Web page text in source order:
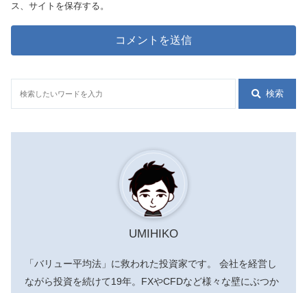
ス、サイトを保存する。
検索
UMIHIKO
「バリュー平均法」に救われた投資家です。 会社を経営し
ながら投資を続けて19年。FXやCFDなど様々な壁にぶつか